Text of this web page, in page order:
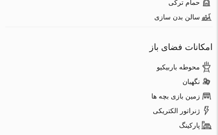
حمام ترکی
سالن بدن سازی
امکانات فضای باز
محوطه باربیکیو
نگهبان
زمین بازی بچه ها
ژنراتور الکتریکی
پارکینگ